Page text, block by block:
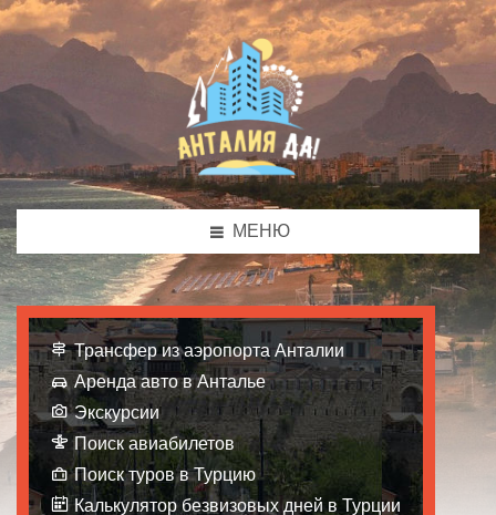
МЕНЮ
Трансфер из аэропорта Анталии
Аренда авто в Анталье
Экскурсии
Поиск авиабилетов
Поиск туров в Турцию
Калькулятор безвизовых дней в Турции